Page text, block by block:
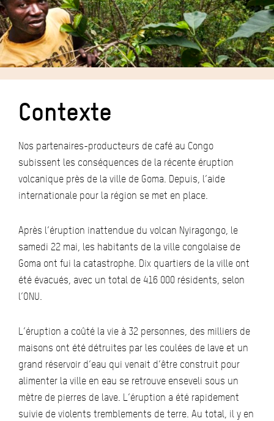
Contexte
Nos partenaires-producteurs de café au Congo
subissent les conséquences de la récente éruption
volcanique près de la ville de Goma. Depuis, l’aide
internationale pour la région se met en place.
Après l’éruption inattendue du volcan Nyiragongo, le
samedi 22 mai, les habitants de la ville congolaise de
Goma ont fui la catastrophe. Dix quartiers de la ville ont
été évacués, avec un total de 416 000 résidents, selon
l’ONU.
L’éruption a coûté la vie à 32 personnes, des milliers de
maisons ont été détruites par les coulées de lave et un
grand réservoir d’eau qui venait d’être construit pour
alimenter la ville en eau se retrouve enseveli sous un
mètre de pierres de lave. L’éruption a été rapidement
suivie de violents tremblements de terre. Au total, il y en